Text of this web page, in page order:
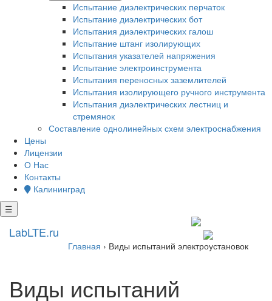
Испытание диэлектрических перчаток
Испытание диэлектрических бот
Испытания диэлектрических галош
Испытание штанг изолирующих
Испытания указателей напряжения
Испытание электроинструмента
Испытания переносных заземлителей
Испытания изолирующего ручного инструмента
Испытания диэлектрических лестниц и
стремянок
Составление однолинейных схем электроснабжения
Цены
Лицензии
О Нас
Контакты
Калининград
☰
LabLTE.ru
Главная › Виды испытаний электроустановок
Виды испытаний